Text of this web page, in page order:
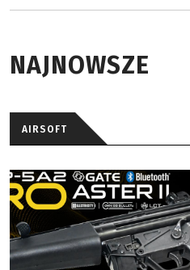
NAJNOWSZE
AIRSOFT